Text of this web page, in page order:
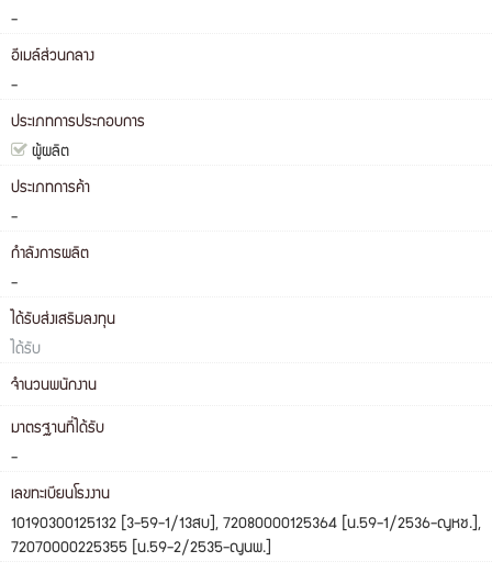
-
อีเมล์ส่วนกลาง
-
ประเภทการประกอบการ
ผู้ผลิต
ประเภทการค้า
-
กำลังการผลิต
-
ได้รับส่งเสริมลงทุน
ได้รับ
จำนวนพนักงาน
มาตรฐานที่ได้รับ
-
เลขทะเบียนโรงงาน
10190300125132 [3-59-1/13สบ], 72080000125364 [น.59-1/2536-ญหช.],
72070000225355 [น.59-2/2535-ญนพ.]